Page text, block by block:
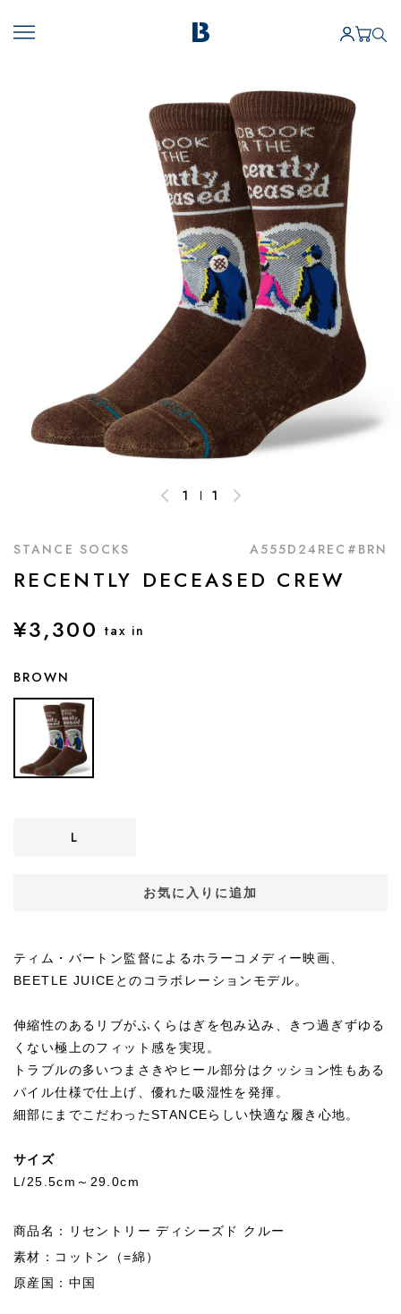
1 1
STANCE SOCKS A555D24REC#BRN
RECENTLY DECEASED CREW
¥3,300 tax in
BROWN
L
お気に入りに追加
ティム・バートン監督によるホラーコメディー映画、
BEETLE JUICEとのコラボレーションモデル。
伸縮性のあるリブがふくらはぎを包み込み、きつ過ぎずゆる
くない極上のフィット感を実現。
トラブルの多いつまさきやヒール部分はクッション性もある
パイル仕様で仕上げ、優れた吸湿性を発揮。
細部にまでこだわったSTANCEらしい快適な履き心地。
サイズ
L/25.5cm～29.0cm
商品名：リセントリー ディシーズド クルー
素材：コットン（=綿）
原産国：中国